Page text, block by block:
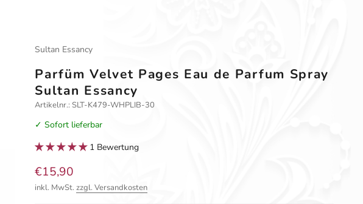
Sultan Essancy
Parfüm Velvet Pages Eau de Parfum Spray
Sultan Essancy
Artikelnr.: SLT-K479-WHPLIB-30
✓ Sofort lieferbar
1 Bewertung
Angebot
€15,90
inkl. MwSt.zzgl. Versandkosten